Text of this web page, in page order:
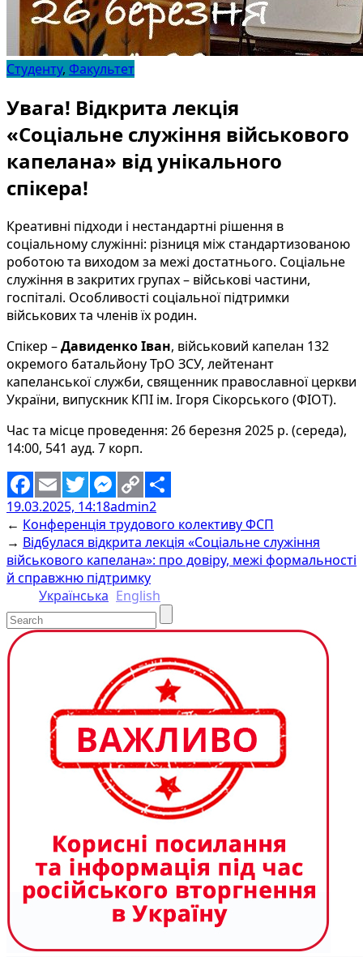
Студенту, Факультет
Увага! Відкрита лекція
«Соціальне служіння військового
капелана» від унікального
спікера!
Креативні підходи і нестандартні рішення в
соціальному служінні: різниця між стандартизованою
роботою та виходом за межі достатнього. Соціальне
служіння в закритих групах – військові частини,
госпіталі. Особливості соціальної підтримки
військових та членів їх родин.
Спікер –Давиденко Іван, військовий капелан 132
окремого батальйону ТрО ЗСУ, лейтенант
капеланської служби, священник православної церкви
України, випускник КПІ ім. Ігоря Сікорського (ФІОТ).
Час та місце проведення: 26 березня 2025 р. (середа),
14:00, 541 ауд. 7 корп.
Facebook
EmailTwitterMessenger
Copy
Link
Share
19.03.2025, 14:18admin2
← Конференція трудового колективу ФСП
→ Відбулася відкрита лекція «Соціальне служіння
військового капелана»: про довіру, межі формальності
й справжню підтримку
Українська English